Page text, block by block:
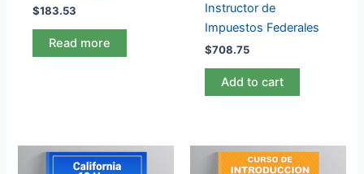
$183.53
Read more
Instructor de
Impuestos Federales
$708.75
Add to cart